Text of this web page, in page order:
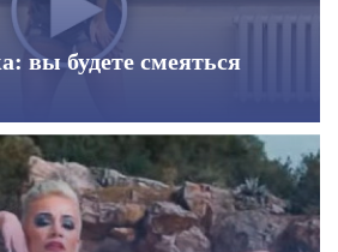
вы будете смеяться